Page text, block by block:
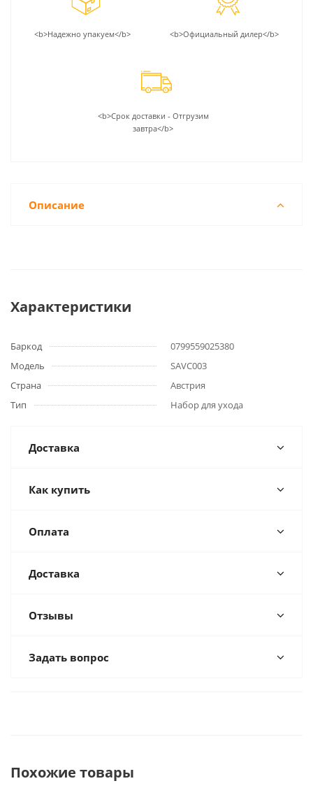
<b>Надежно упакуем</b> <b>Официальный дилер</b>
<b>Срок доставки - Отгрузим
завтра</b>
Описание
Характеристики
Баркод
0799559025380
Модель
SAVC003
Страна
Австрия
Тип
Набор для ухода
Доставка
Как купить
Оплата
Доставка
Отзывы
Задать вопрос
Похожие товары